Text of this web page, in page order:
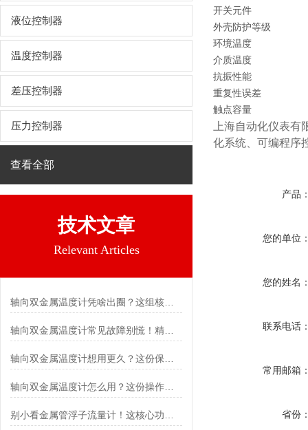
液位控制器
温度控制器
差压控制器
压力控制器
查看全部
技术文章
Relevant Articles
轴向双金属温度计凭啥出圈？这组核心特点给出了答案
轴向双金属温度计常见故障别慌！精准定位，轻松搞定难题
轴向双金属温度计怎么用？这份操作指南，新手也能快速拿捏！
开关元件
外壳防护等级
环境温度
介质温度
抗振性能
重复性误差
触点容量
上海自动化仪表
化系统、可编程序
产品
您的单位
您的姓名
联系电话
常用邮箱
省份